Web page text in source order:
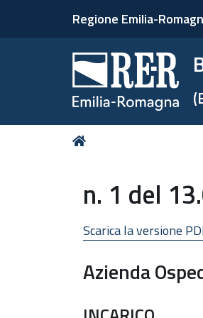
Regione Emilia-
Tu
n. 1 del
Scarica la versione
Azienda